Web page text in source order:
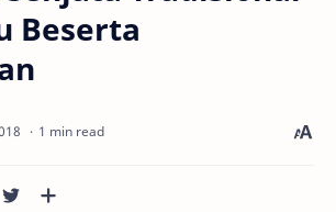
Beserta
1 min read